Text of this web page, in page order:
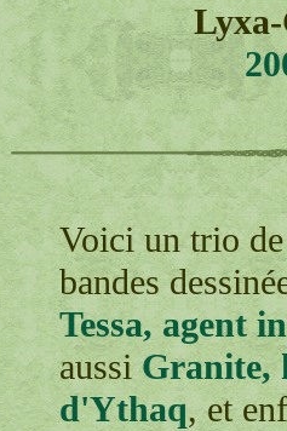
Voici un trio
bandes
Tessa, agent
aussi Granite,
d'Ythaq, et